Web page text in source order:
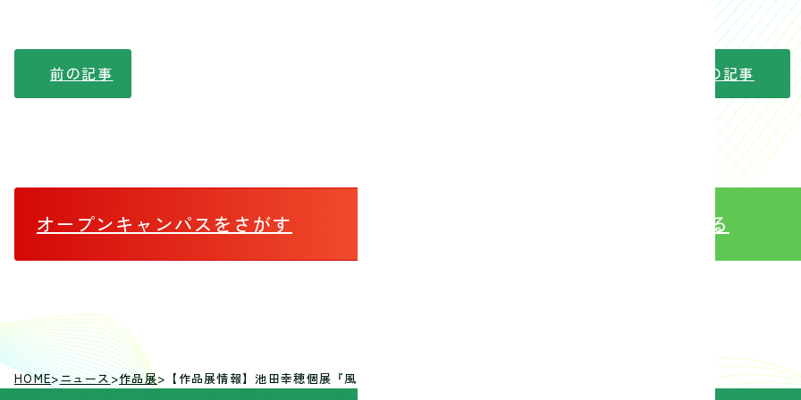
前の記事 次の記事
オープンキャンパス をさがす を見る
HOME>ニュース>作品展> 【作品展情報】池田幸穂個展『風になびかれて旅をする』VR動画